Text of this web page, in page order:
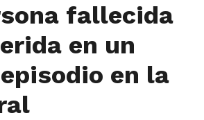
fallecida
en un
en la